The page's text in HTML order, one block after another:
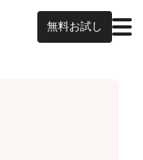
無料お試し